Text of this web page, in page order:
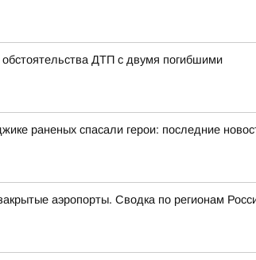
ДТП с двумя погибшими
раненых спасали герои: последние
аэропорты. Сводка по регионам